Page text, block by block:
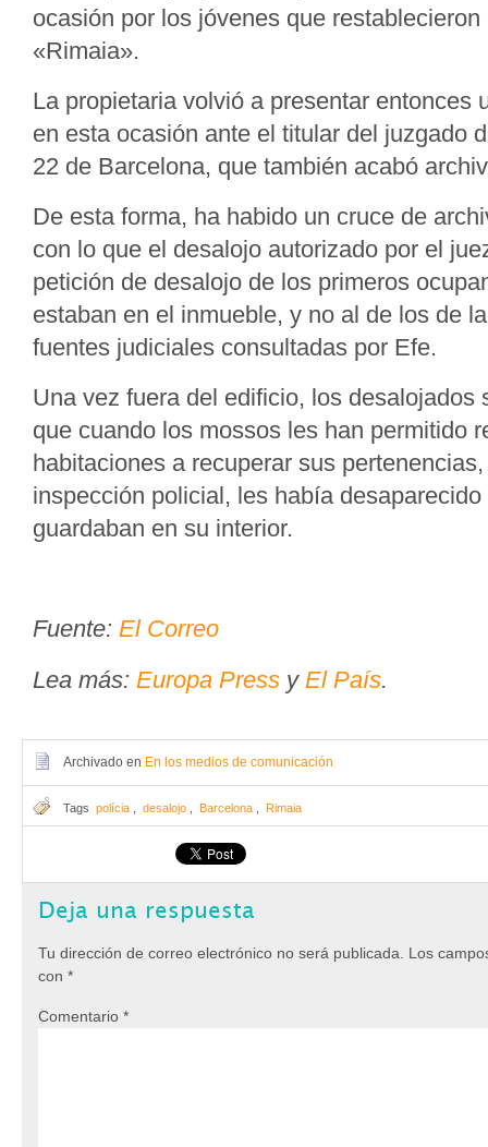
ocasión por los jóvenes que
«Rimaia».
La propietaria volvió a presentar entonces
en esta ocasión ante el titular del juzgado
22 de Barcelona, que también acabó
De esta forma, ha habido un cruce de
con lo que el desalojo autorizado por el
petición de desalojo de los primeros
estaban en el inmueble, y no al de los de
fuentes judiciales consultadas por Efe.
Una vez fuera del edificio, los desalojados
que cuando los mossos les han permitido
habitaciones a recuperar sus
inspección policial, les había
guardaban en su interior.
Fuente: El Correo
Lea más: Europa Press y El País.
Archivado en En los medios de comunicación
Tags polícia desalojo Barcelona Rimaia
Deja una respuesta
Tu dirección de correo electrónico no será publicada.
Los
con *
Comentario *